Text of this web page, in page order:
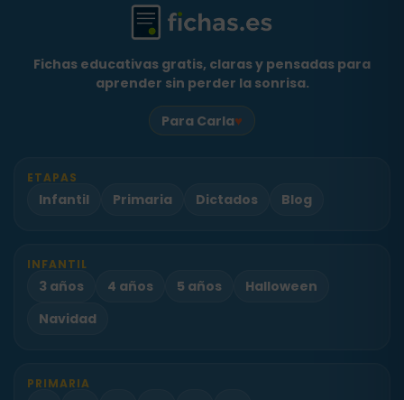
Fichas educativas gratis, claras y pensadas para
aprender sin perder la sonrisa.
Para Carla♥
ETAPAS
Infantil Primaria Dictados Blog
INFANTIL
3 años 4 años 5 años
Halloween
Navidad
PRIMARIA